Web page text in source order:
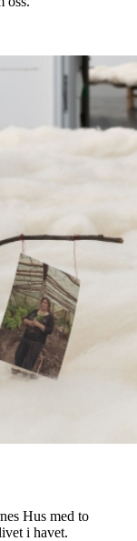
Hus med to
i havet.